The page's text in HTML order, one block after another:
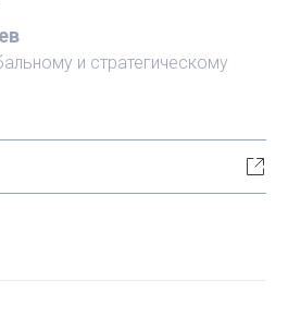
и стратегическому